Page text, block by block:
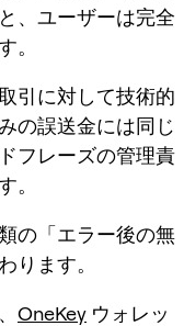
、ユーザーは完全
。
引に対して技術的
の誤送金には同じ
フレーズの管理責
。
の「エラー後の無
ります。
OneKey ウォレッ